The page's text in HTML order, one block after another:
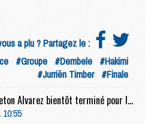
a plu ? Partagez le :
#Groupe #Dembele #Hakimi
#Jurriën Timber #Finale
Mercato : Le feuilleton Alvarez bientôt terminé pour le PSG ?